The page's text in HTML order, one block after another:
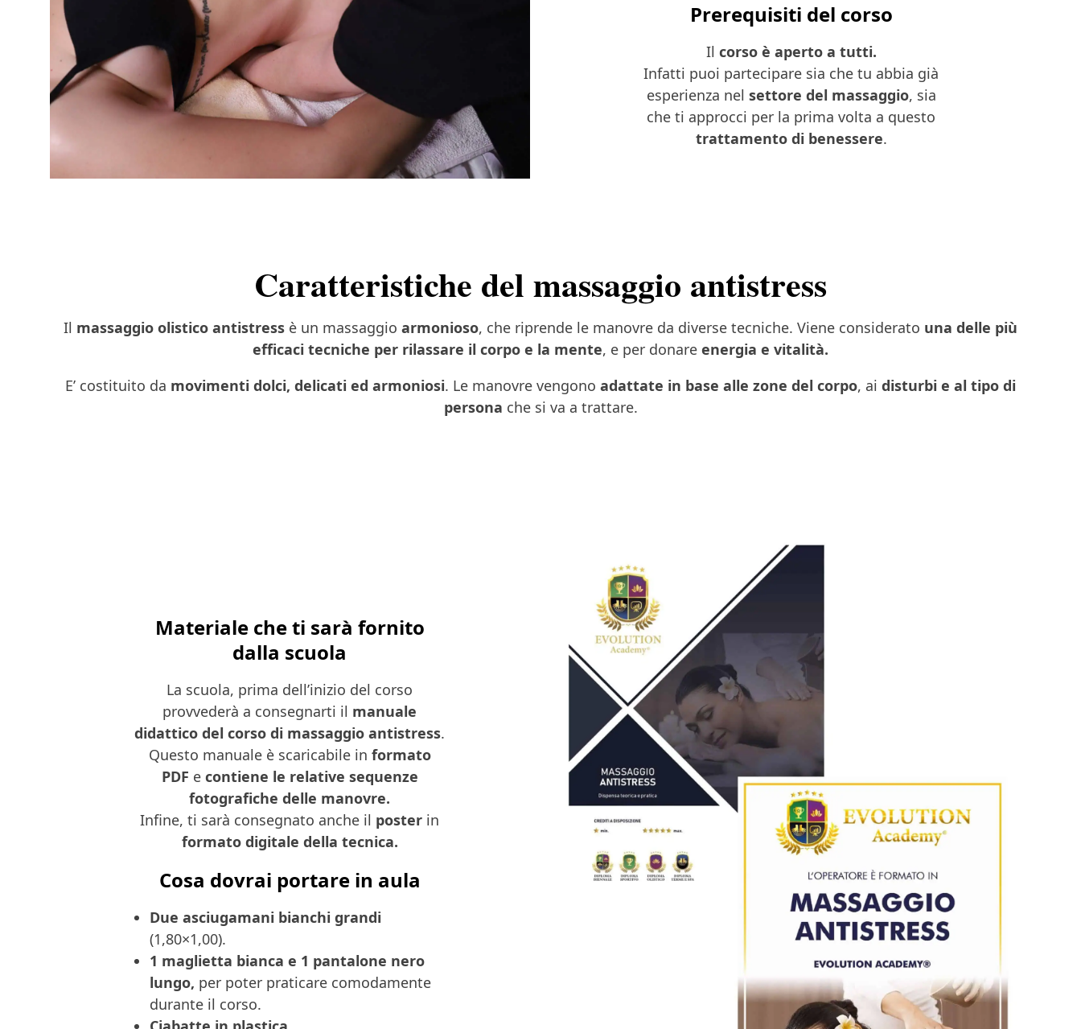
Prerequisiti del corso
Il corso è aperto a tutti.
Infatti puoi partecipare sia che tu abbia già
esperienza nel settore del massaggio, sia
che ti approcci per la prima volta a questo
trattamento di benessere.
Caratteristiche del massaggio antistress
Il massaggio olistico antistress è un massaggio armonioso, che riprende le manovre da diverse tecniche. Viene considerato una delle più
efficaci tecniche per rilassare il corpo e la mente, e per donare energia e vitalità.
E’ costituito da movimenti dolci, delicati ed armoniosi. Le manovre vengono adattate in base alle zone del corpo, ai disturbi e al tipo di
persona che si va a trattare.
Materiale che ti sarà fornito
dalla scuola
La scuola, prima dell’inizio del corso
provvederà a consegnarti il manuale
didattico del corso di massaggio antistress.
Questo manuale è scaricabile in formato
PDF econtiene le relative sequenze
fotografiche delle manovre.
Infine, ti sarà consegnato anche il poster in
formato digitale della tecnica.
Cosa dovrai portare in aula
Due asciugamani bianchi grandi
(1,80×1,00).
1 maglietta bianca e 1 pantalone nero
lungo, per poter praticare comodamente
durante il corso.